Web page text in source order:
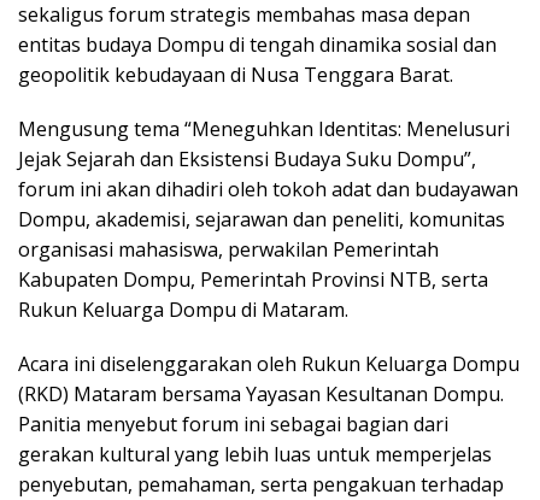
sekaligus forum strategis membahas masa depan
entitas budaya Dompu di tengah dinamika sosial dan
geopolitik kebudayaan di Nusa Tenggara Barat.
Mengusung tema “Meneguhkan Identitas: Menelusuri
Jejak Sejarah dan Eksistensi Budaya Suku Dompu”,
forum ini akan dihadiri oleh tokoh adat dan budayawan
Dompu, akademisi, sejarawan dan peneliti, komunitas
organisasi mahasiswa, perwakilan Pemerintah
Kabupaten Dompu, Pemerintah Provinsi NTB, serta
Rukun Keluarga Dompu di Mataram.
Acara ini diselenggarakan oleh Rukun Keluarga Dompu
(RKD) Mataram bersama Yayasan Kesultanan Dompu.
Panitia menyebut forum ini sebagai bagian dari
gerakan kultural yang lebih luas untuk memperjelas
penyebutan, pemahaman, serta pengakuan terhadap